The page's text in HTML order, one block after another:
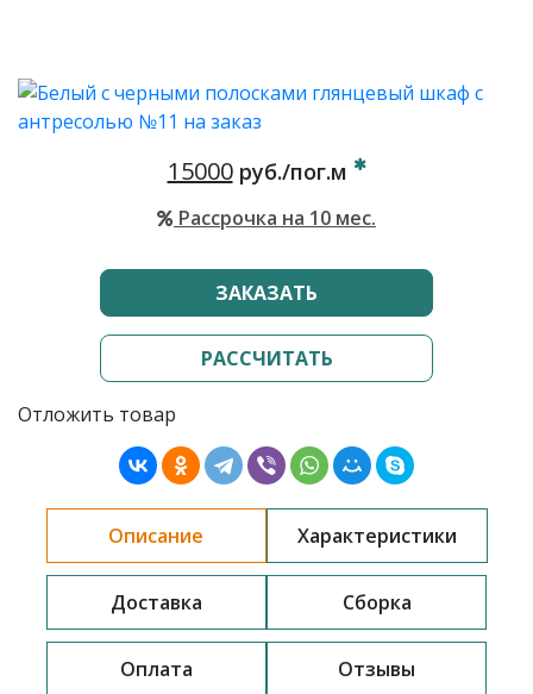
15000руб./пог.м
Рассрочка на 10 мес.
ЗАКАЗАТЬ
РАССЧИТАТЬ
Отложить товар
Описание Характеристики
Доставка Сборка
Оплата
Отзывы